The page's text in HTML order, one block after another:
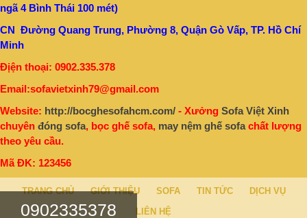
ngã 4 Bình Thái 100 mét)
CN Đường Quang Trung, Phường 8, Quận Gò Vấp, TP. Hồ Chí
Minh
Địện thoại: 0902.335.378
Email:sofavietxinh79@gmail.com
Website: http://bocghesofahcm.com/ - Xưởng Sofa Việt Xinh
chuyên đóng sofa, bọc ghế sofa, may nệm ghế sofachất lượng
theo yêu cầu.
Mã ĐK: 123456
TRANG CHỦ GIỚI THIỆU SOFA TIN TỨC
DỊCH VỤ
LIÊN HỆ
0902335378